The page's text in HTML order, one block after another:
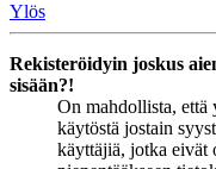
Ylös
Rekisteröidyin joskus
sisään?!
On mahdollista, että
käytöstä jostain
käyttäjiä, jotka eivät